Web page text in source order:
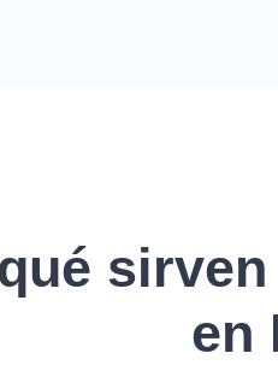
en